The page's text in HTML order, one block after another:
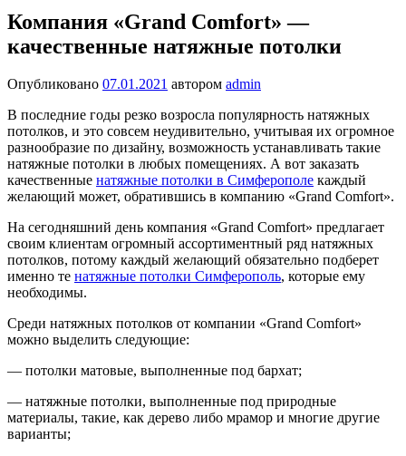
Компания «Grand Comfort» —
качественные натяжные потолки
Опубликовано 07.01.2021 автором admin
В последние годы резко возросла популярность натяжных
потолков, и это совсем неудивительно, учитывая их огромное
разнообразие по дизайну, возможность устанавливать такие
натяжные потолки в любых помещениях. А вот заказать
качественные натяжные потолки в Симферополе каждый
желающий может, обратившись в компанию «Grand Comfort».
На сегодняшний день компания «Grand Comfort» предлагает
своим клиентам огромный ассортиментный ряд натяжных
потолков, потому каждый желающий обязательно подберет
именно те натяжные потолки Симферополь, которые ему
необходимы.
Среди натяжных потолков от компании «Grand Comfort»
можно выделить следующие:
— потолки матовые, выполненные под бархат;
— натяжные потолки, выполненные под природные
материалы, такие, как дерево либо мрамор и многие другие
варианты;